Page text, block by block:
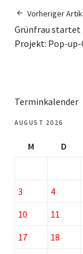
Vorheriger
Grünfrau startet
Projekt: Pop-
Terminkalender
AUGUST 2026
M D
3
4
10
11
17
18